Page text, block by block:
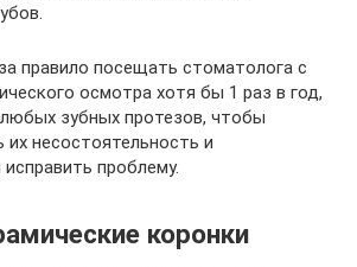
правило посещать стоматолога с
осмотра хотя бы 1 раз в год,
любых зубных протезов, чтобы
несостоятельность и
проблему.
коронки